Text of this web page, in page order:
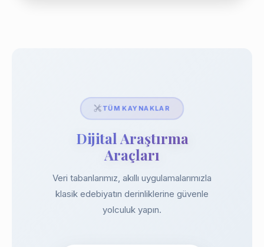
TÜM KAYNAKLAR
Dijital Araştırma
Araçları
Veri tabanlarımız, akıllı uygulamalarımızla
klasik edebiyatın derinliklerine güvenle
yolculuk yapın.